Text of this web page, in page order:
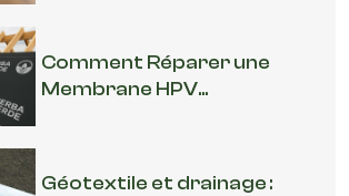
Comment Réparer une
Membrane HPV...
Géotextile et drainage :